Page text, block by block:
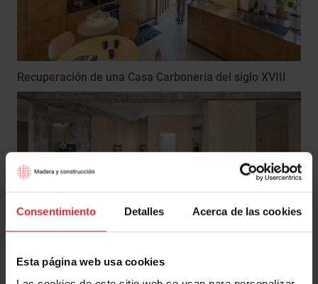
Consentimiento Detalles Acerca de las cookies
Esta página web usa cookies
Recuperación de una Casa Carbonería del siglo XVIII